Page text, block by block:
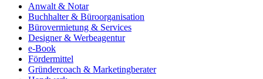
Anwalt & Notar
Buchhalter & Büroorganisation
Bürovermietung & Services
Designer & Werbeagentur
e-Book
Fördermittel
Gründercoach & Marketingberater